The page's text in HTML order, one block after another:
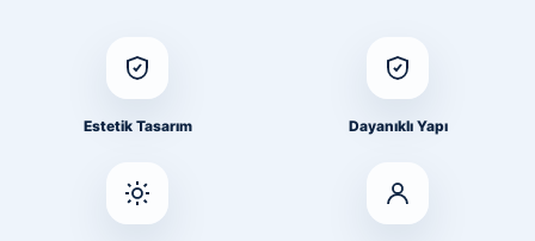
Estetik Tasarım Dayanıklı Yapı